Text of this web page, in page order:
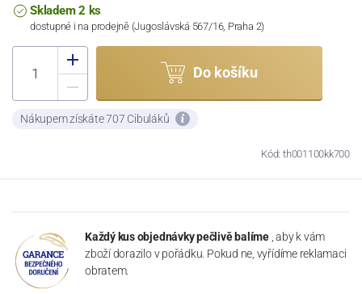
Skladem 2 ks
dostupné i na prodejně (Jugoslávská 567/16, Praha 2)
Do košíku
Nákupem získáte 707 Cibuláků
Kód: th001100kk700
Každý kus objednávky pečlivě balíme , aby k vám
zboží dorazilo v pořádku. Pokud ne, vyřídíme reklamaci
obratem.